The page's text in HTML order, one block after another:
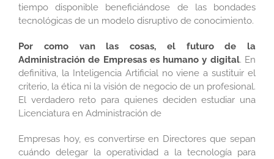
tiempo disponible beneficiándose de las bondades
tecnológicas de un modelo disruptivo de conocimiento.
Por como van las cosas, el futuro de la
Administración de Empresas es humano y digital. En
definitiva, la Inteligencia Artificial no viene a sustituir el
criterio, la ética ni la visión de negocio de un profesional.
El verdadero reto para quienes deciden estudiar una
Licenciatura en Administración de
Empresas hoy, es convertirse en Directores que sepan
cuándo delegar la operatividad a la tecnología para